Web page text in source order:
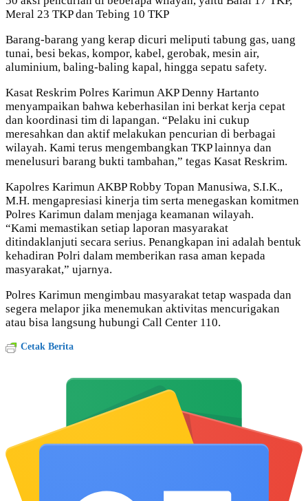
Meral 23 TKP dan Tebing 10 TKP
Barang-barang yang kerap dicuri meliputi tabung gas, uang
tunai, besi bekas, kompor, kabel, gerobak, mesin air,
aluminium, baling-baling kapal, hingga sepatu safety.
Kasat Reskrim Polres Karimun AKP Denny Hartanto
menyampaikan bahwa keberhasilan ini berkat kerja cepat
dan koordinasi tim di lapangan. “Pelaku ini cukup
meresahkan dan aktif melakukan pencurian di berbagai
wilayah. Kami terus mengembangkan TKP lainnya dan
menelusuri barang bukti tambahan,” tegas Kasat Reskrim.
Kapolres Karimun AKBP Robby Topan Manusiwa, S.I.K.,
M.H. mengapresiasi kinerja tim serta menegaskan komitmen
Polres Karimun dalam menjaga keamanan wilayah.
“Kami memastikan setiap laporan masyarakat
ditindaklanjuti secara serius. Penangkapan ini adalah bentuk
kehadiran Polri dalam memberikan rasa aman kepada
masyarakat,” ujarnya.
Polres Karimun mengimbau masyarakat tetap waspada dan
segera melapor jika menemukan aktivitas mencurigakan
atau bisa langsung hubungi Call Center 110.
Cetak Berita